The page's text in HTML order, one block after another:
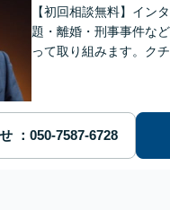
【初回相談無料】イン
題・離婚・刑事事件な
って取り組みます。ク